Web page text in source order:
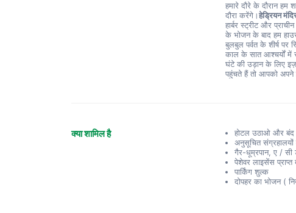
हमारे दौरे के दौरान
दौरा करेंगे।हेड्रियन
हार्बर स्ट्रीट और
के भोजन के बाद हम
बुलबुल पर्वत के शीर्ष पर
काल के सात आश्चर्यों में
घंटे की उड़ान के लिए
पहुंचते हैं तो आपको अपने
क्या शामिल है
होटल उठाओ और बंद
अनुसूचित
गैर-धूम्रपान, ए / सी
पेशेवर लाइसेंस प्राप्त
पार्किंग शुल्क
दोपहर का भोजन (